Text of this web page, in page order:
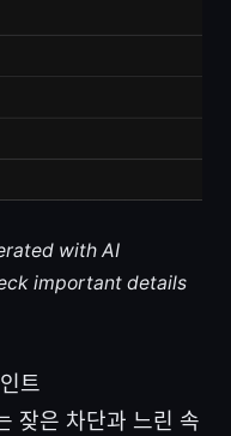
with AI
important details
트
잦은 차단과 느린 속